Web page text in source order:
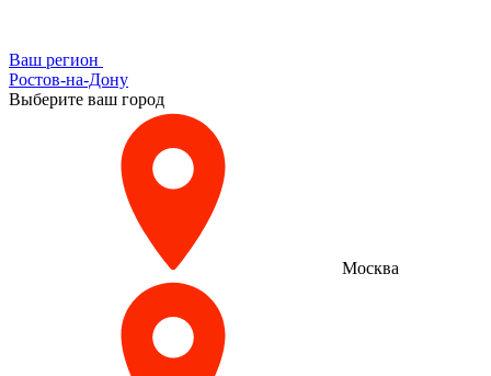
Ваш регион
Ростов-на-Дону
Выберите ваш город
Москва